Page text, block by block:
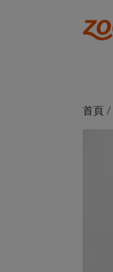
首頁 /